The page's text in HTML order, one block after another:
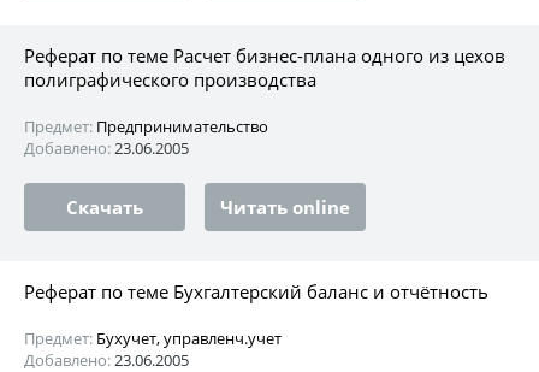
Реферат по теме Расчет бизнес-плана одного из цехов
полиграфического производства
Предмет: Предпринимательство
Добавлено:23.06.2005
Скачать Читать online
Реферат по теме Бухгалтерский баланс и отчётность
Предмет: Бухучет, управленч.учет
Добавлено:23.06.2005